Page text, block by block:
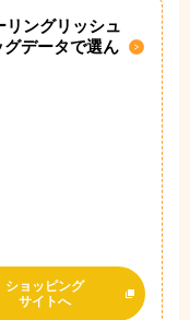
ングリッシュ
データで選ん
ショッピング
サイトへ